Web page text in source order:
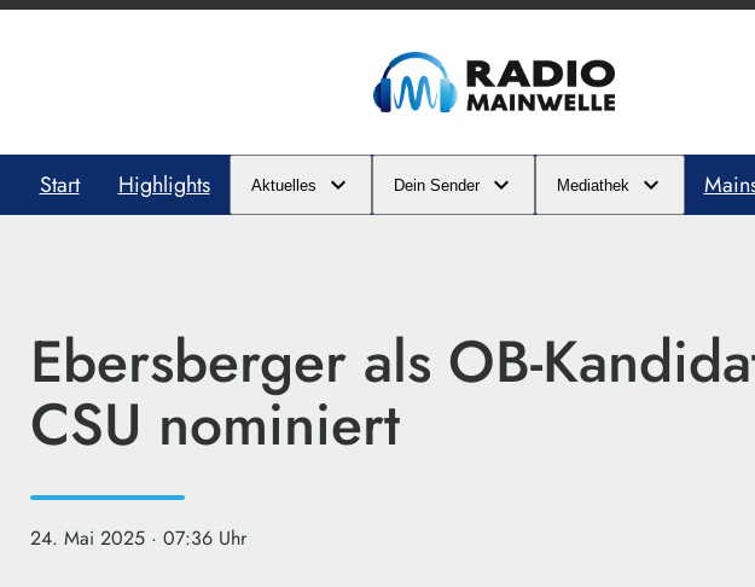
Start Highlights Aktuelles Dein Sender Mediathek
Ebersberger als OB-
CSU nominiert
24. Mai 2025 · 07:36 Uhr